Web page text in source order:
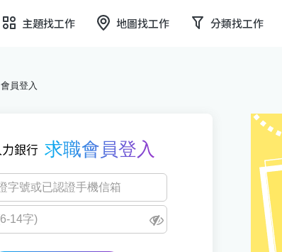
主題找工作 地圖找工作 分類找工作
會員登入
求職會員登入